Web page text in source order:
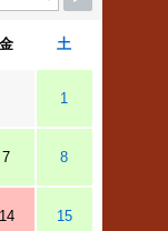
金 土
1
7 8
14 15